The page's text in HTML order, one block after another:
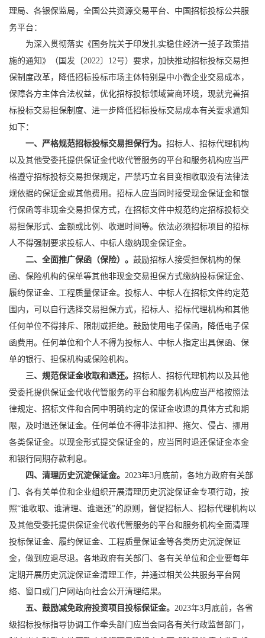
理局、各银保监局，全国公共资源交易平台、中国招标投标公共服
务平台：
为深入贯彻落实《国务院关于印发扎实稳住经济一揽子政策措
施的通知》（国发〔2022〕12号）要求，加快推动招标投标交易担
保制度改革，降低招标投标市场主体特别是中小微企业交易成本，
保障各方主体合法权益，优化招标投标领域营商环境，现就完善招
标投标交易担保制度、进一步降低招标投标交易成本有关要求通知
如下：
一、严格规范招标投标交易担保行为。 招标人、招标代理机构
以及其他受委托提供保证金代收代管服务的平台和服务机构应当严
格遵守招标投标交易担保规定，严禁巧立名目变相收取没有法律法
规依据的保证金或其他费用。招标人应当同时接受现金保证金和银
行保函等非现金交易担保方式，在招标文件中规范约定招标投标交
易担保形式、金额或比例、收退时间等。依法必须招标项目的招标
人不得强制要求投标人、中标人缴纳现金保证金。
二、全面推广保函（保险）。 鼓励招标人接受担保机构的保
函、保险机构的保单等其他非现金交易担保方式缴纳投标保证金、
履约保证金、工程质量保证金。投标人、中标人在招标文件约定范
围内，可以自行选择交易担保方式，招标人、招标代理机构和其他
任何单位不得排斥、限制或拒绝。鼓励使用 电子保函 ，降低电子保
函费用。任何单位和个人不得为投标人、中标人指定出具保函、保
单的银行、担保机构或保险机构。
三、规范保证金收取和退还。 招标人、招标代理机构以及其他
受委托提供保证金代收代管服务的平台和服务机构应当严格按照法
律规定、招标文件和合同中明确约定的保证金收退的具体方式和期
限，及时退还保证金。任何单位不得非法扣押、拖欠、侵占、挪用
各类保证金。以现金形式提交保证金的，应当同时退还保证金本金
和银行同期存款利息。
四、清理历史沉淀保证金。 2023年3月底前，各地方政府有关部
门、各有关单位和企业组织开展清理历史沉淀保证金专项行动，按
照“谁收取、谁清理、谁退还”的原则，督促招标人、招标代理机构以
及其他受委托提供保证金代收代管服务的平台和服务机构全面清理
投标保证金、履约保证金、工程质量保证金等各类历史沉淀保证
金，做到应退尽退。各地政府有关部门、各有关单位和企业要每年
定期开展历史沉淀保证金清理工作，并通过相关公共服务平台网
络、窗口或门户网站向社会公开清理结果。
五、鼓励减免政府投资项目投标保证金。 2023年3月底前，各省
级招标投标指导协调工作牵头部门应当会同各有关行政监督部门，